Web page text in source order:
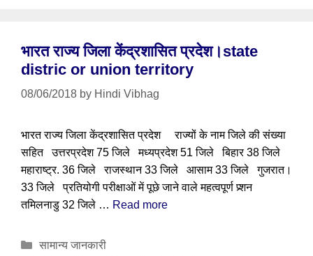
भारत राज्य जिला केंद्रशासित प्रदेश।state
distric or union territory
08/06/2018 by Hindi Vibhag
भारत राज्य जिला केंद्रशासित प्रदेश राज्यों के नाम जिले की संख्या
सहित उत्तरप्रदेश 75 जिले मध्यप्रदेश 51 जिले बिहार 38 जिले
महाराष्ट्र. 36 जिले राजस्थान 33 जिले आसाम 33 जिले गुजरात।
33 जिले प्रतियोगी परीक्षाओं में पूछे जाने वाले महत्वपूर्ण प्र्शन
तमिलनाडु 32 जिले … Read more
Categories
सामान्य जानकारी